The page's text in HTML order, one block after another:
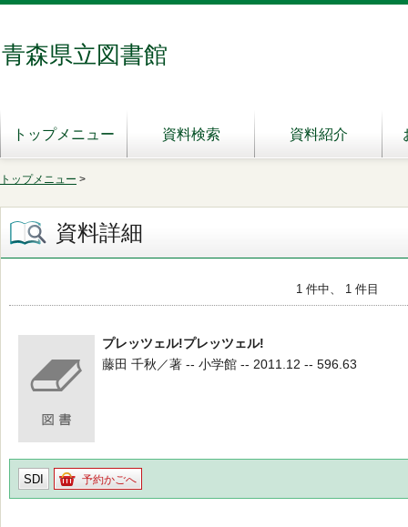
青森県立図書館
トップメニュー 資料検索 資料紹介
トップメニュー >
資料詳細
1 件中、 1 件目
プレッツェル!プレッツェル!
藤田 千秋／著 -- 小学館 -- 2011.12 -- 596.63
SDI 予約かごへ